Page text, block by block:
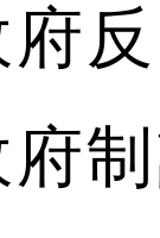
府